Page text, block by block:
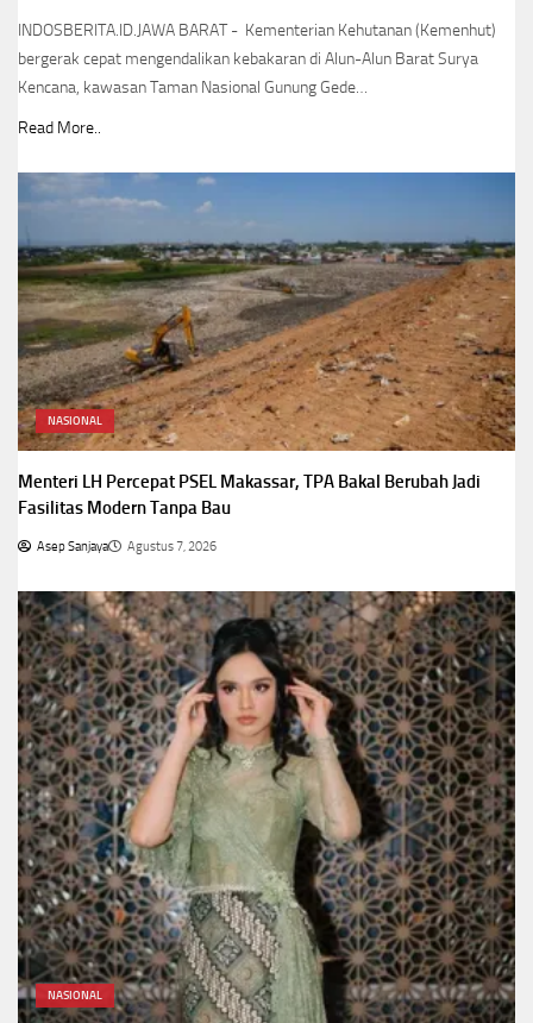
INDOSBERITA.ID.JAWA BARAT - Kementerian Kehutanan (Kemenhut)
bergerak cepat mengendalikan kebakaran di Alun-Alun Barat Surya
Kencana, kawasan Taman Nasional Gunung Gede…
Read More..
NASIONAL
Menteri LH Percepat PSEL Makassar, TPA Bakal Berubah Jadi
Fasilitas Modern Tanpa Bau
Asep Sanjaya Agustus 7, 2026
NASIONAL